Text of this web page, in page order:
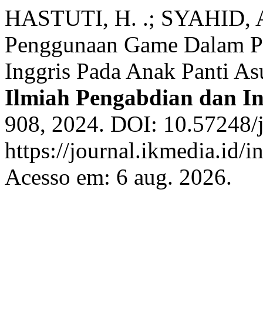
HASTUTI, H. .; SYAHID,
Penggunaan Game Dalam
Inggris Pada Anak Panti
Ilmiah Pengabdian dan
908, 2024. DOI:
https://journal.ikmedia.id/
Acesso em: 6 aug. 2026.